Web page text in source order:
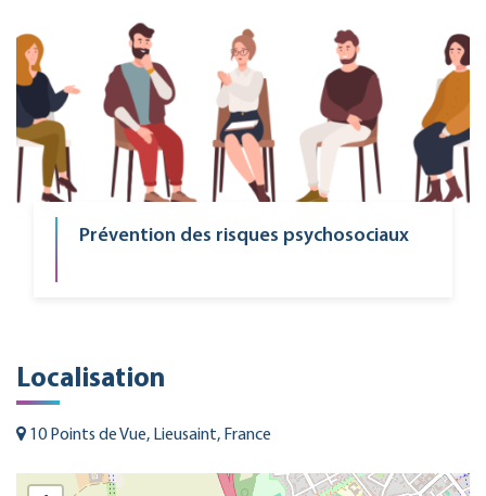
Prévention des risques psychosociaux
Localisation
10 Points de Vue, Lieusaint, France